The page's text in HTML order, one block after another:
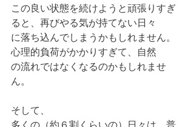
この良い状態を続けようと頑張りすぎ
ると、再びやる気が持てない日々
に落ち込んでしまうかもしれません。
心理的負荷がかかりすぎて、自然
の流れではなくなるのかもしれませ
ん。
そして、
多くの（約６割くらいの）日々は、普